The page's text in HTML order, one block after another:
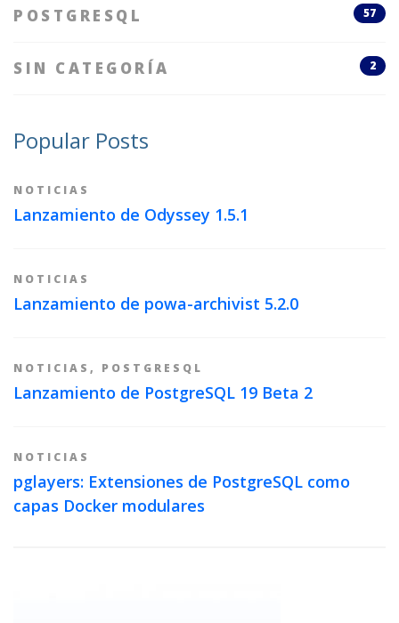
POSTGRESQL 57
SIN CATEGORÍA 2
Popular Posts
NOTICIAS
Lanzamiento de Odyssey 1.5.1
NOTICIAS
Lanzamiento de powa-archivist 5.2.0
NOTICIAS , POSTGRESQL
Lanzamiento de PostgreSQL 19 Beta 2
NOTICIAS
pglayers: Extensiones de PostgreSQL como
capas Docker modulares